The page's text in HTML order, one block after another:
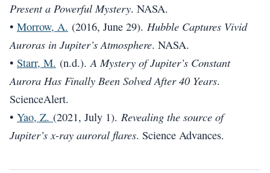
Present a Powerful Mystery. NASA.
• Morrow, A. (2016, June 29). Hubble Captures Vivid
Auroras in Jupiter’s Atmosphere. NASA.
• Starr, M. (n.d.).A Mystery of Jupiter’s Constant
Aurora Has Finally Been Solved After 40 Years.
ScienceAlert.
• Yao, Z. (2021, July 1). Revealing the source of
Jupiter’s x-ray auroral flares. Science Advances.